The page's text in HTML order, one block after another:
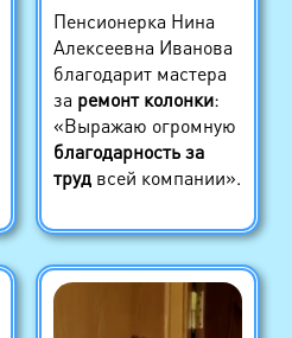
Пенсионерка Нина
Алексеевна Иванова
благодарит мастера
за ремонт колонки:
«Выражаю огромную
благодарность за
трудвсей компании».